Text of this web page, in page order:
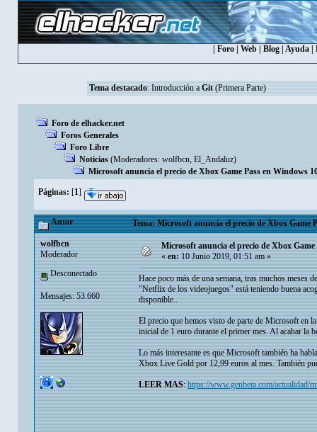
Foro Web Blog Ayuda
Tema destacado: Introducción a Git (Primera Parte)
Foro de elhacker.net
Foros Generales
Foro Libre
Noticias (Moderadores: wolfbcn, El_Andaluz)
Microsoft anuncia el precio de Xbox Game Pass en Windows
Páginas: [1]
Autor Tema: Microsoft anuncia el precio de Xbox Game
wolfbcn
Moderador
Desconectado
Mensajes: 53.660
Microsoft anuncia el precio de Xbox
«en:10 Junio 2019, 01:51 am »
Hace poco más de una semana, tras muchos
"Netflix de los videojuegos" está teniendo buena
disponible..
El precio que hemos visto de parte de Microsoft en
inicial de 1 euro durante el primer mes. Al acabar la
Lo más interesante es que Microsoft también ha
Xbox Live Gold por 12,99 euros al mes. También
LEER MAS:https://www.genbeta.com/actualidad/